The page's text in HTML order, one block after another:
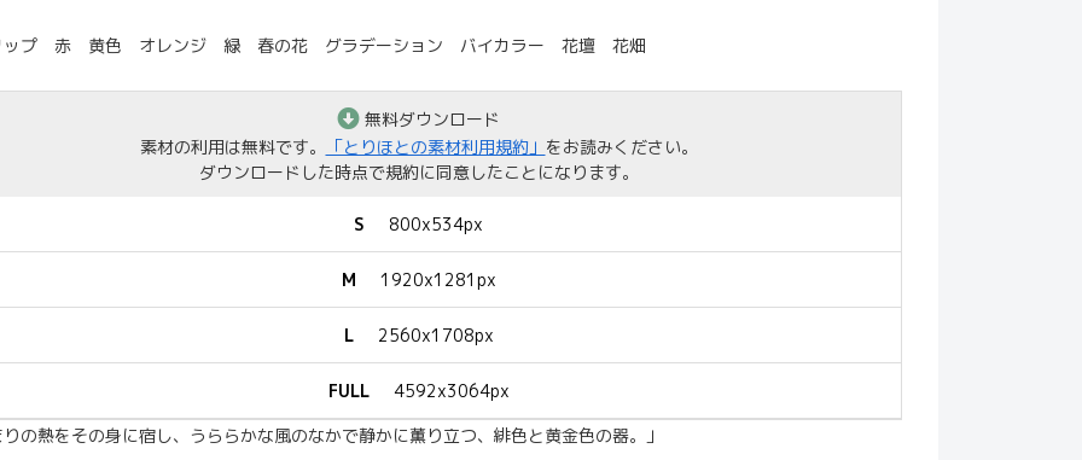
ップ 赤 黄色 オレンジ 緑 春の花 グラデーション バイカラー 花壇 花畑
無料ダウンロード
素材の利用は無料です。
「とりほとの素材利用規約」 をお読みください。
ダウンロードした時点で規約に同意したことになります。
S 800x534px
M 1920x1281px
L 2560x1708px
FULL
4592x3064px
の熱をその身に宿し、うららかな風のなかで静かに薫り立つ、緋色と黄金色の器。」